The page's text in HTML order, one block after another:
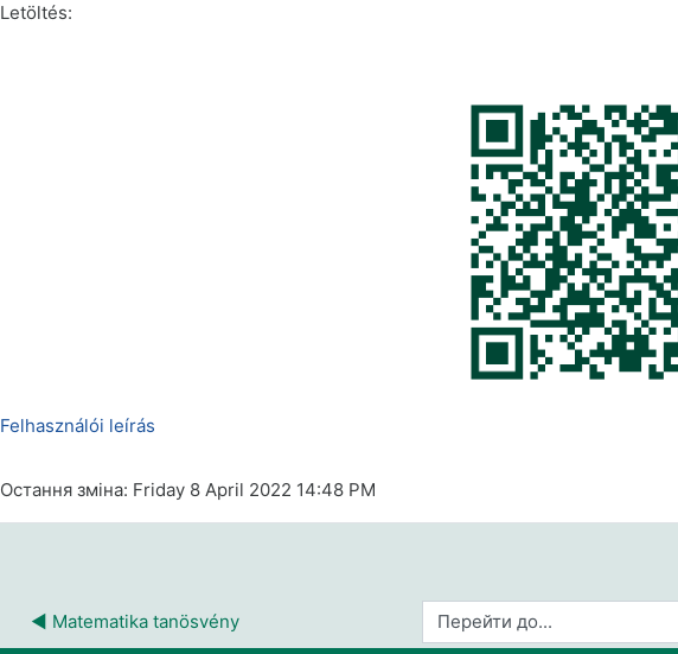
Letöltés:
Felhasználói leírás
Остання зміна: Friday 8 April 2022 14:48 PM
◀︎ Matematika tanösvény Перейти до...